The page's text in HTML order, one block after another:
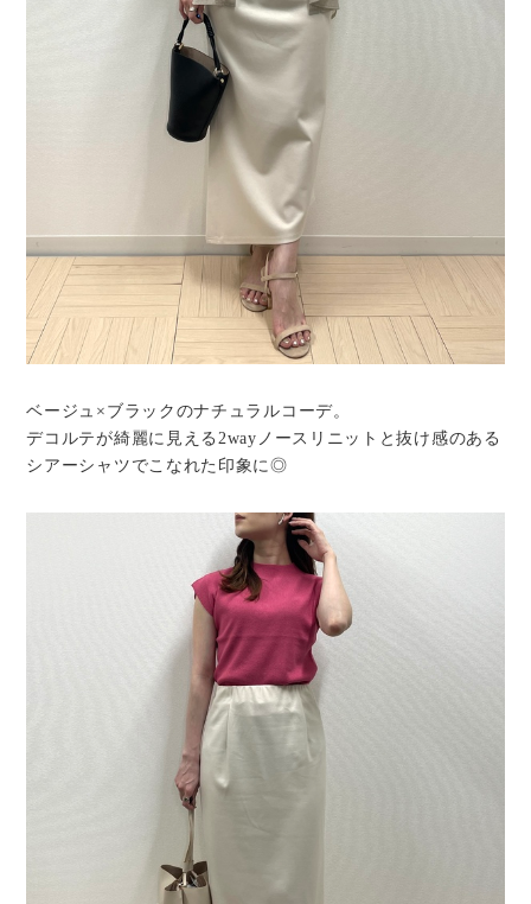
ベージュ×ブラックのナチュラルコーデ。
デコルテが綺麗に見える2wayノースリニットと抜け感のある
シアーシャツでこなれた印象に◎